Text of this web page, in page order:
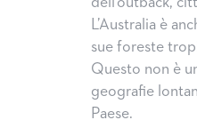
L’Australia è
sue foreste
Questo non è
geografie
Paese.